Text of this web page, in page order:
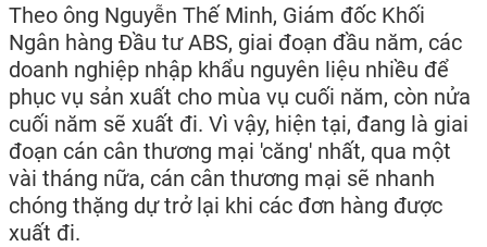
Theo ông Nguyễn Thế Minh, Giám đốc Khối
Ngân hàng Đầu tư ABS, giai đoạn đầu năm, các
doanh nghiệp nhập khẩu nguyên liệu nhiều để
phục vụ sản xuất cho mùa vụ cuối năm, còn nửa
cuối năm sẽ xuất đi. Vì vậy, hiện tại, đang là giai
đoạn cán cân thương mại 'căng' nhất, qua một
vài tháng nữa, cán cân thương mại sẽ nhanh
chóng thặng dự trở lại khi các đơn hàng được
xuất đi.